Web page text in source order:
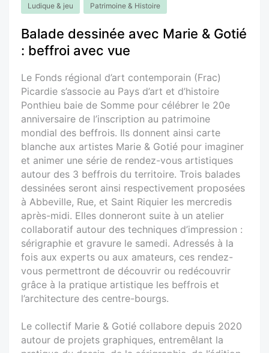
Ludique & jeu Patrimoine & Histoire
Balade dessinée avec Marie & Gotié
: beffroi avec vue
Le Fonds régional d’art contemporain (Frac)
Picardie s’associe au Pays d’art et d’histoire
Ponthieu baie de Somme pour célébrer le 20e
anniversaire de l’inscription au patrimoine
mondial des beffrois. Ils donnent ainsi carte
blanche aux artistes Marie & Gotié pour imaginer
et animer une série de rendez-vous artistiques
autour des 3 beffrois du territoire. Trois balades
dessinées seront ainsi respectivement proposées
à Abbeville, Rue, et Saint Riquier les mercredis
après-midi. Elles donneront suite à un atelier
collaboratif autour des techniques d’impression :
sérigraphie et gravure le samedi. Adressés à la
fois aux experts ou aux amateurs, ces rendez-
vous permettront de découvrir ou redécouvrir
grâce à la pratique artistique les beffrois et
l’architecture des centre-bourgs.
Le collectif Marie & Gotié collabore depuis 2020
autour de projets graphiques, entremêlant la